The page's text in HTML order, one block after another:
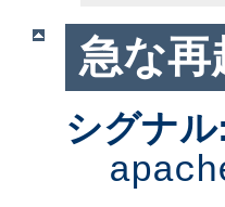
急な再
シグナ